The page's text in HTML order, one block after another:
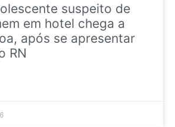
suspeito de
em hotel chega a
após se apresentar
RN